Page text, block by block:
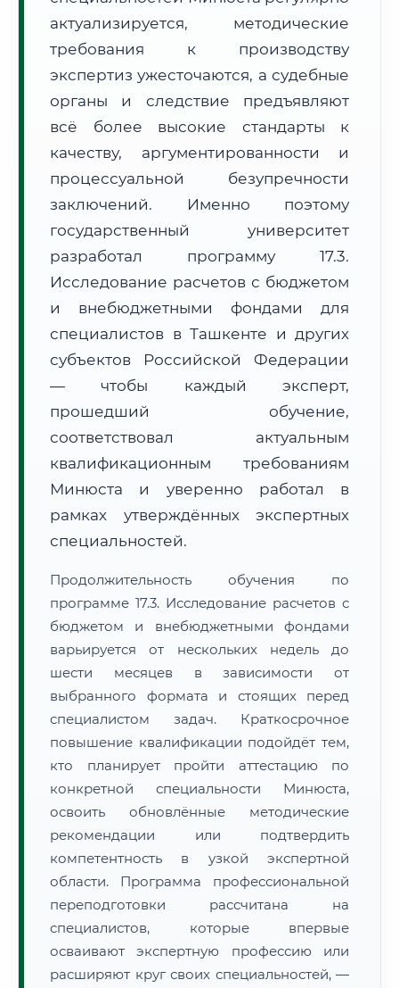
Расчет логистики оригиналов:
• Экспресс-доставка СДЭК / Почтой:
3–5 рабочих дней
🔍 Нажмите на документ для увеличения и просмотра
актуализируется, методические
требования к производству
экспертиз ужесточаются, а судебные
органы и следствие предъявляют
всё более высокие стандарты к
качеству, аргументированности и
процессуальной безупречности
заключений. Именно поэтому
государственный университет
разработал программу 17.3.
Исследование расчетов с бюджетом
и внебюджетными фондами для
специалистов в Ташкенте и других
субъектов Российской Федерации
— чтобы каждый эксперт,
прошедший обучение,
соответствовал актуальным
квалификационным требованиям
Минюста и уверенно работал в
рамках утверждённых экспертных
специальностей.
Продолжительность обучения по
программе 17.3. Исследование расчетов с
бюджетом и внебюджетными фондами
варьируется от нескольких недель до
шести месяцев в зависимости от
выбранного формата и стоящих перед
специалистом задач. Краткосрочное
повышение квалификации подойдёт тем,
кто планирует пройти аттестацию по
конкретной специальности Минюста,
освоить обновлённые методические
рекомендации или подтвердить
компетентность в узкой экспертной
области. Программа профессиональной
переподготовки рассчитана на
специалистов, которые впервые
осваивают экспертную профессию или
расширяют круг своих специальностей, —